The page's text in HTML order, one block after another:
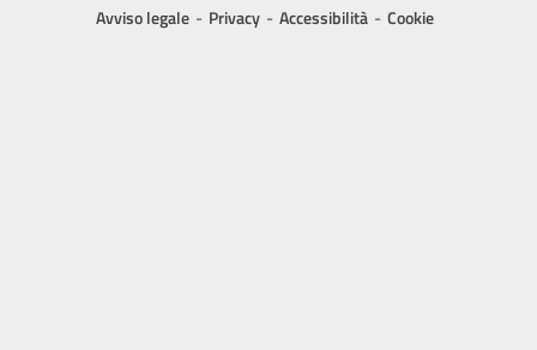
Avviso legale Privacy Accessibilità Cookie